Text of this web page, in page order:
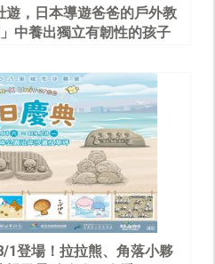
遊，日本導遊爸爸的戶外教
中養出獨立有韌性的孩子
1登場！拉拉熊、角落小夥